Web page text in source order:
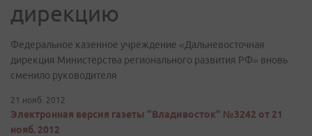
дирекцию
Федеральное казенное учреждение «Дальневосточная
дирекция Министерства регионального развития РФ» вновь
сменило руководителя
21 нояб. 2012
Электронная версия газеты "Владивосток" №3242 от 21
нояб. 2012